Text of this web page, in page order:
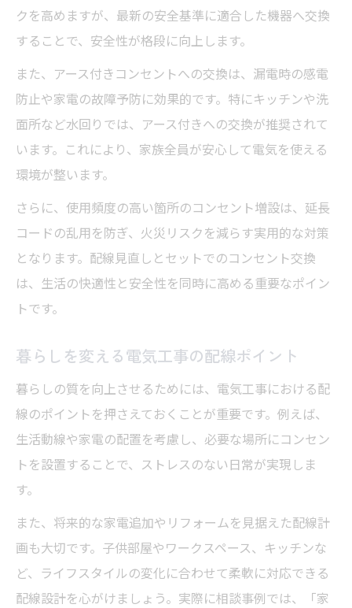
クを高めますが、最新の安全基準に適合した機器へ交換
することで、安全性が格段に向上します。
また、アース付きコンセントへの交換は、漏電時の感電
防止や家電の故障予防に効果的です。特にキッチンや洗
面所など水回りでは、アース付きへの交換が推奨されて
います。これにより、家族全員が安心して電気を使える
環境が整います。
さらに、使用頻度の高い箇所のコンセント増設は、延長
コードの乱用を防ぎ、火災リスクを減らす実用的な対策
となります。配線見直しとセットでのコンセント交換
は、生活の快適性と安全性を同時に高める重要なポイン
トです。
暮らしを変える電気工事の配線ポイント
暮らしの質を向上させるためには、電気工事における配
線のポイントを押さえておくことが重要です。例えば、
生活動線や家電の配置を考慮し、必要な場所にコンセン
トを設置することで、ストレスのない日常が実現しま
す。
また、将来的な家電追加やリフォームを見据えた配線計
画も大切です。子供部屋やワークスペース、キッチンな
ど、ライフスタイルの変化に合わせて柔軟に対応できる
配線設計を心がけましょう。実際に相談事例では、「家